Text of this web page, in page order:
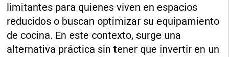
limitantes para quienes viven en espacios
reducidos o buscan optimizar su equipamiento
de cocina. En este contexto, surge una
alternativa práctica sin tener que invertir en un